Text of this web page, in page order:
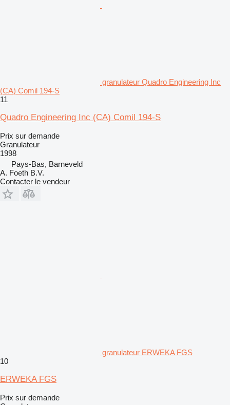
granulateur Quadro Engineering Inc
(CA) Comil 194-S
11
Quadro Engineering Inc (CA) Comil 194-S
Prix sur demande
Granulateur
1998
Pays-Bas, Barneveld
A. Foeth B.V.
Contacter le vendeur
granulateur ERWEKA FGS
10
ERWEKA FGS
Prix sur demande